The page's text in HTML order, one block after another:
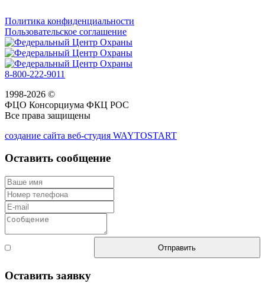
Политика конфиденциальности
Пользовательское соглашение
8-800-222-9011
1998-2026 ©
ФЦО Консорциума ФКЦ РОС
Все права защищены
создание сайта веб-студия WAYTOSTART
Оставить сообщение
Отправить
Оставить заявку